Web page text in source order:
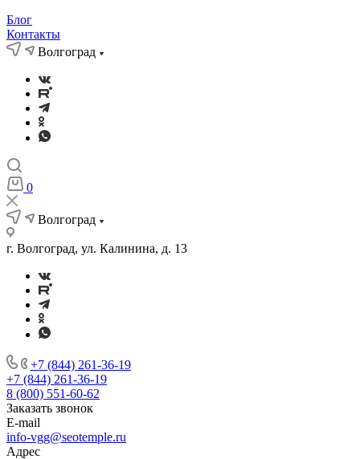
Блог
Контакты
Волгоград
0
Волгоград
г. Волгоград, ул. Калинина, д. 13
+7 (844) 261-36-19
+7 (844) 261-36-19
8 (800) 551-60-62
Заказать звонок
E-mail
info-vgg@seotemple.ru
Адрес